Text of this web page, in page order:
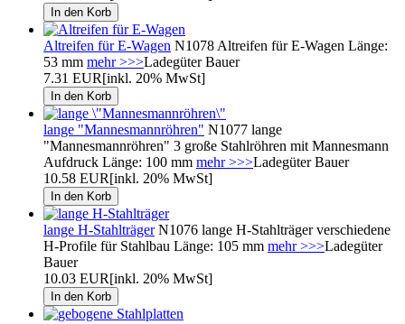
Altreifen für E-Wagen N1078 Altreifen für E-Wagen Länge:
53 mm mehr >>>Ladegüter Bauer
7.31 EUR[inkl. 20% MwSt]
lange "Mannesmannröhren" N1077 lange
"Mannesmannröhren" 3 große Stahlröhren mit Mannesmann
Aufdruck Länge: 100 mm mehr >>>Ladegüter Bauer
10.58 EUR[inkl. 20% MwSt]
lange H-StahlträgerN1076 lange H-Stahlträger verschiedene
H-Profile für Stahlbau Länge: 105 mm mehr >>>Ladegüter
Bauer
10.03 EUR[inkl. 20% MwSt]